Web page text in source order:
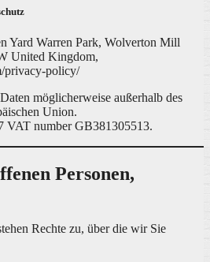
Yard Warren Park, Wolverton Mill
United Kingdom,
privacy-policy/
möglicherweise außerhalb des
Union.
VAT number GB381305513.
Personen,
Rechte zu, über die wir Sie